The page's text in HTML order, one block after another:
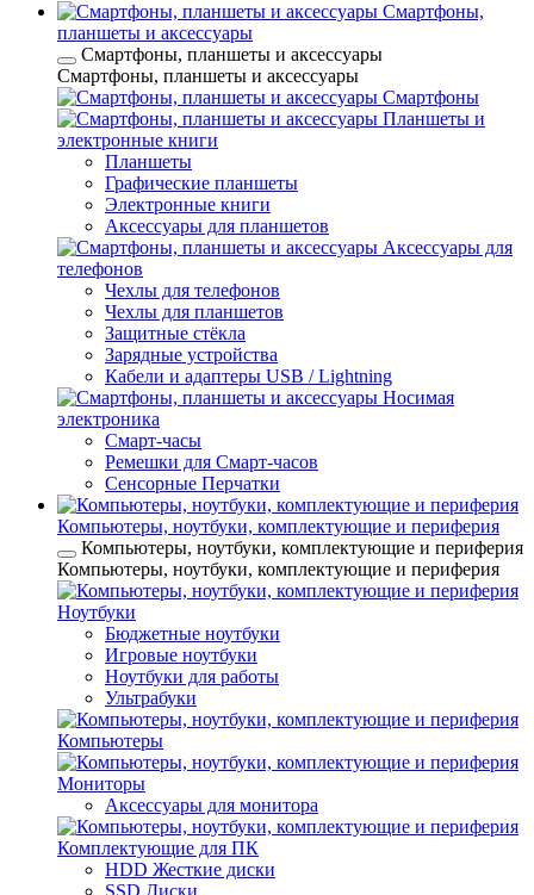
Смартфоны,
планшеты и аксессуары
Смартфоны, планшеты и аксессуары
Смартфоны, планшеты и аксессуары
Смартфоны
Планшеты и
электронные книги
Планшеты
Графические планшеты
Электронные книги
Аксессуары для планшетов
Аксессуары для
телефонов
Чехлы для телефонов
Чехлы для планшетов
Защитные стёкла
Зарядные устройства
Кабели и адаптеры USB / Lightning
Носимая
электроника
Смарт-часы
Ремешки для Смарт-часов
Сенсорные Перчатки
Компьютеры, ноутбуки, комплектующие и периферия
Компьютеры, ноутбуки, комплектующие и периферия
Компьютеры, ноутбуки, комплектующие и периферия
Ноутбуки
Бюджетные ноутбуки
Игровые ноутбуки
Ноутбуки для работы
Ультрабуки
Компьютеры
Мониторы
Аксессуары для монитора
Комплектующие для ПК
HDD Жесткие диски
SSD Диски